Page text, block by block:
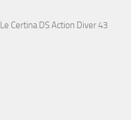
Le Certina DS Action Diver 43